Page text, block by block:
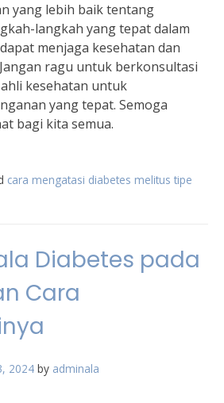
yang lebih baik tentang
langkah yang tepat dalam
menjaga kesehatan dan
ragu untuk berkonsultasi
kesehatan untuk
yang tepat. Semoga
bagi kita semua.
cara mengatasi diabetes melitus tipe
Diabetes pada
Cara
2024 by adminala